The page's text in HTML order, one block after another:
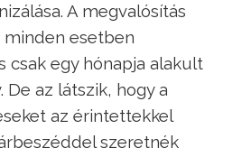
A megvalósítás
esetben
csak egy hónapja alakult
De az látszik, hogy a
az érintettekkel
szeretnék